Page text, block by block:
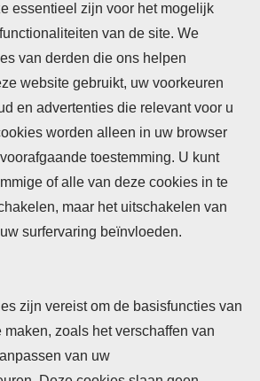
essentieel zijn voor het mogelijk
van de site. We
van derden die ons helpen
website gebruikt, uw voorkeuren
en advertenties die relevant voor u
worden alleen in uw browser
toestemming. U kunt
of alle van deze cookies in te
maar het uitschakelen van
surfervaring beïnvloeden.
zijn vereist om de basisfuncties van
zoals het verschaffen van
van uw
Leveringsvoorwaarden